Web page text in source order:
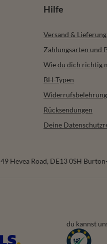
Hilfe
Versand & Lieferung
Zahlungsarten und
Wie du dich richtig
BH-Typen
Widerrufsbelehrung
Rücksendungen
Deine
49 Hevea Road, DE13 0SH
du kannst